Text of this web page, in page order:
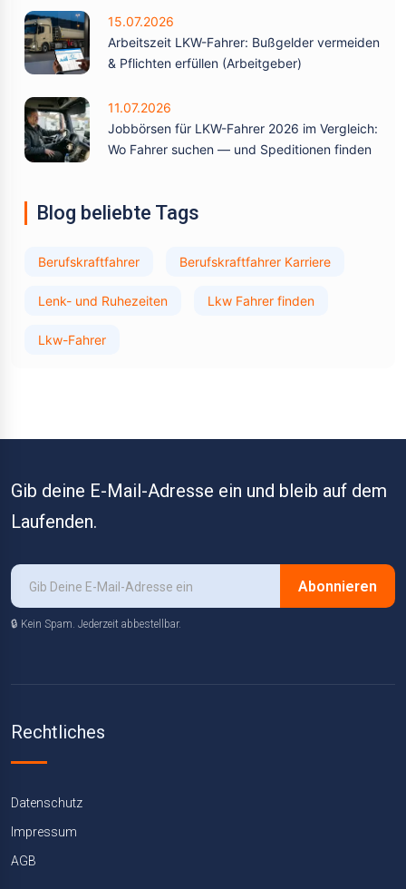
15.07.2026
Arbeitszeit LKW-Fahrer: Bußgelder vermeiden
& Pflichten erfüllen (Arbeitgeber)
11.07.2026
Jobbörsen für LKW-Fahrer 2026 im Vergleich:
Wo Fahrer suchen — und Speditionen finden
Blog beliebte Tags
Berufskraftfahrer Berufskraftfahrer Karriere
Lenk- und Ruhezeiten Lkw Fahrer finden
Lkw-Fahrer
Gib deine E-Mail-Adresse ein und bleib auf dem
Laufenden.
Abonnieren
🔒 Kein Spam. Jederzeit abbestellbar.
Rechtliches
Datenschutz
Impressum
AGB